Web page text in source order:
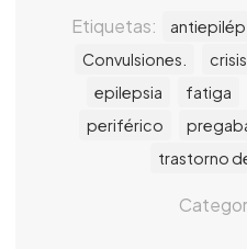
Etiquetas:
Convulsiones.
crisis
epilepsia
fatiga
periférico
trastorno